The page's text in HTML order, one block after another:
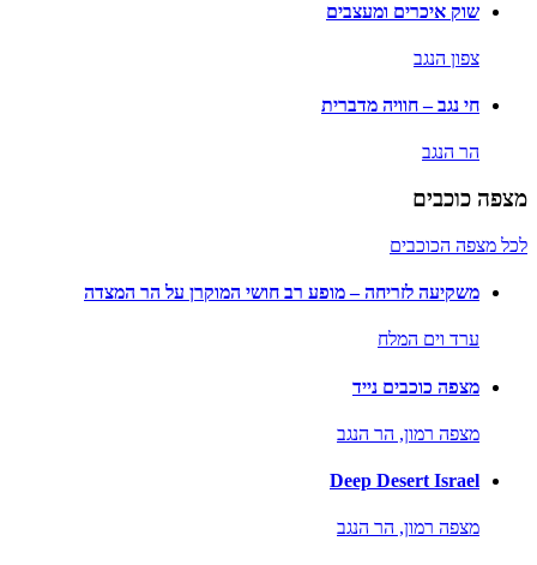
שוק איכרים ומעצבים
צפון הנגב
חי נגב – חוויה מדברית
הר הנגב
מצפה כוכבים
לכל מצפה הכוכבים
משקיעה לזריחה – מופע רב חושי המוקרן על הר המצדה
ערד וים המלח
מצפה כוכבים נייד
מצפה רמון, הר הנגב
Deep Desert Israel
מצפה רמון, הר הנגב